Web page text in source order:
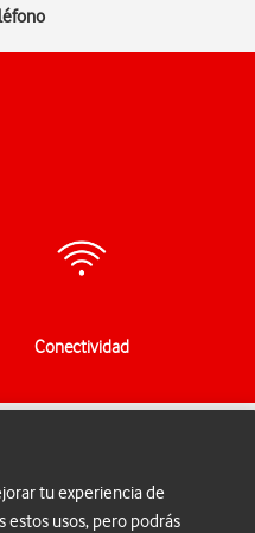
Conectividad
tu experiencia de
estos usos, pero podrás